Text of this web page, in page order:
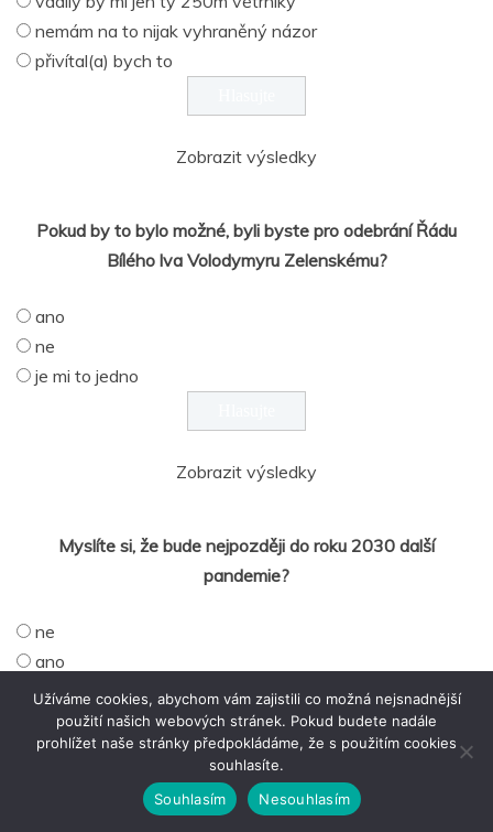
nemám na to nijak vyhraněný názor
přivítal(a) bych to
Zobrazit výsledky
Pokud by to bylo možné, byli byste pro odebrání Řádu
Bílého lva Volodymyru Zelenskému?
ano
ne
je mi to jedno
Zobrazit výsledky
Myslíte si, že bude nejpozději do roku 2030 další
pandemie?
ne
ano
nemám na to názor
Zobrazit výsledky
Užíváme cookies, abychom vám zajistili co možná nejsnadnější
použití našich webových stránek. Pokud budete nadále
prohlížet naše stránky předpokládáme, že s použitím cookies
souhlasíte.
Souhlasím
Nesouhlasím